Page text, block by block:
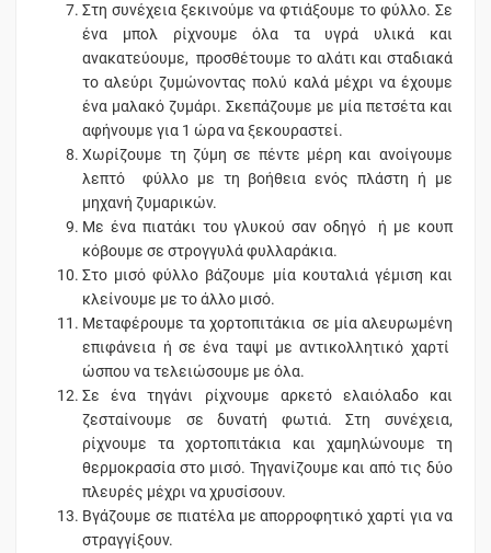
Στη συνέχεια ξεκινούμε να φτιάξουμε το φύλλο. Σε
ένα μπολ ρίχνουμε όλα τα υγρά υλικά και
ανακατεύουμε, προσθέτουμε το αλάτι και σταδιακά
το αλεύρι ζυμώνοντας πολύ καλά μέχρι να έχουμε
ένα μαλακό ζυμάρι. Σκεπάζουμε με μία πετσέτα και
αφήνουμε για 1 ώρα να ξεκουραστεί.
Χωρίζουμε τη ζύμη σε πέντε μέρη και ανοίγουμε
λεπτό φύλλο με τη βοήθεια ενός πλάστη ή με
μηχανή ζυμαρικών.
Με ένα πιατάκι του γλυκού σαν οδηγό ή με κουπ
κόβουμε σε στρογγυλά φυλλαράκια.
Στο μισό φύλλο βάζουμε μία κουταλιά γέμιση και
κλείνουμε με το άλλο μισό.
Μεταφέρουμε τα χορτοπιτάκια σε μία αλευρωμένη
επιφάνεια ή σε ένα ταψί με αντικολλητικό χαρτί
ώσπου να τελειώσουμε με όλα.
Σε ένα τηγάνι ρίχνουμε αρκετό ελαιόλαδο και
ζεσταίνουμε σε δυνατή φωτιά. Στη συνέχεια,
ρίχνουμε τα χορτοπιτάκια και χαμηλώνουμε τη
θερμοκρασία στο μισό. Τηγανίζουμε και από τις δύο
πλευρές μέχρι να χρυσίσουν.
Βγάζουμε σε πιατέλα με απορροφητικό χαρτί για να
στραγγίξουν.